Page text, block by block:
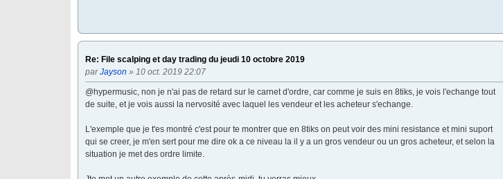
Re: File scalping et day trading du jeudi 10 octobre 2019
parJayson » 10 oct. 2019 22:07
@hypermusic, non je n'ai pas de retard sur le carnet d'ordre, car comme je suis en 8tiks, je vois l'echange tout
de suite, et je vois aussi la nervosité avec laquel les vendeur et les acheteur s'echange.
L'exemple que je t'es montré c'est pour te montrer que en 8tiks on peut voir des mini resistance et mini suport
qui se creer, je m'en sert pour me dire ok a ce niveau la il y a un gros vendeur ou un gros acheteur, et selon la
situation je met des ordre limite.